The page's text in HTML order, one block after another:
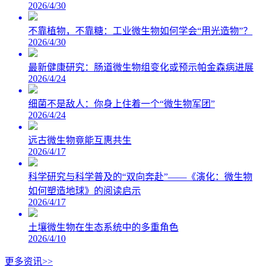
2026/4/30
不靠植物，不靠糖：工业微生物如何学会“用光造物”？
2026/4/30
最新健康研究：肠道微生物组变化或预示帕金森病进展
2026/4/24
细菌不是敌人：你身上住着一个“微生物军团”
2026/4/24
远古微生物竟能互惠共生
2026/4/17
科学研究与科学普及的“双向奔赴”——《演化：微生物
如何塑造地球》的阅读启示
2026/4/17
土壤微生物在生态系统中的多重角色
2026/4/10
更多资讯>>